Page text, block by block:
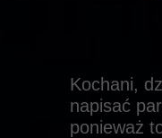
Kochani,
napisać
ponieważ